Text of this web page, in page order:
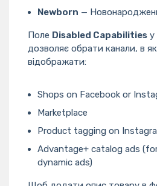
Newborn —
Поле Disabled Capabilities у
дозволяє обрати канали, в
відображати:
Shops on Facebook or
Marketplace
Product tagging on
Advantage+ catalog ads
dynamic ads)